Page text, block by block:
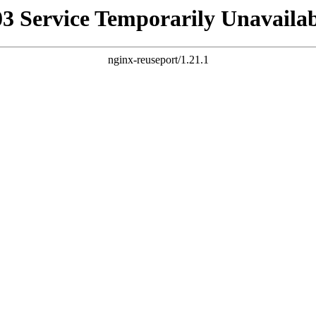
Service Temporarily
nginx-reuseport/1.21.1